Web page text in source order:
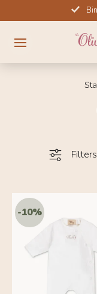
naar
Filters